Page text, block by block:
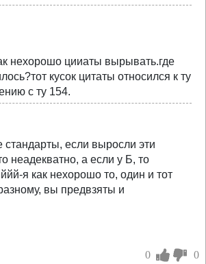
нехорошо цииаты вырывать.где
кусок цитаты относился к ту
с ту 154.
стандарты, если выросли эти
неадекватно, а если у Б, то
я как нехорошо то, один и тот
вы предвзяты и
0 0